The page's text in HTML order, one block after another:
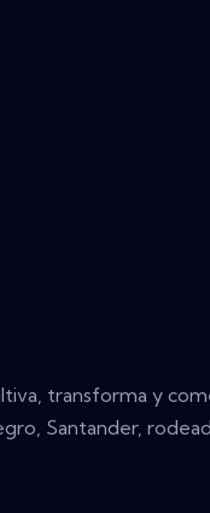
transforma y
Santander,